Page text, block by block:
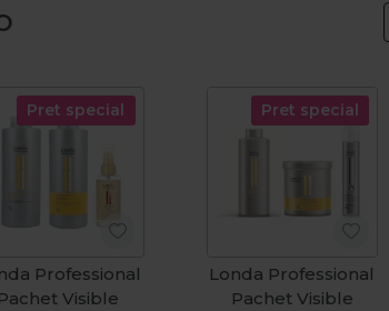
Pret special
Professional
Pachet Visible
Pret special
Londa Professional
Pachet Visible